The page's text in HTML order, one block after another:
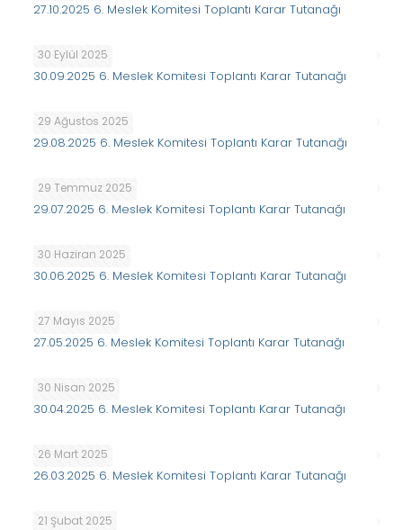
27.10.2025 6. Meslek Komitesi Toplantı Karar Tutanağı
30 Eylül 2025
30.09.2025 6. Meslek Komitesi Toplantı Karar Tutanağı
29 Ağustos 2025
29.08.2025 6. Meslek Komitesi Toplantı Karar Tutanağı
29 Temmuz 2025
29.07.2025 6. Meslek Komitesi Toplantı Karar Tutanağı
30 Haziran 2025
30.06.2025 6. Meslek Komitesi Toplantı Karar Tutanağı
27 Mayıs 2025
27.05.2025 6. Meslek Komitesi Toplantı Karar Tutanağı
30 Nisan 2025
30.04.2025 6. Meslek Komitesi Toplantı Karar Tutanağı
26 Mart 2025
26.03.2025 6. Meslek Komitesi Toplantı Karar Tutanağı
21 Şubat 2025